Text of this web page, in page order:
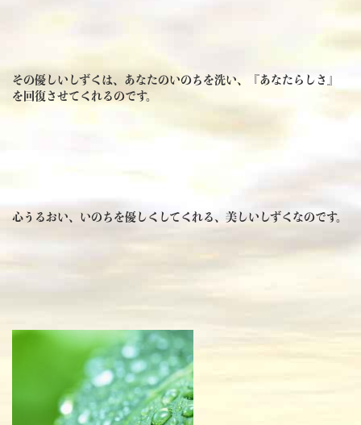
その優しいしずくは、あなたのいのちを洗い、『あなたらしさ』
を回復させてくれるのです。
心うるおい、いのちを優しくしてくれる、美しいしずくなのです。